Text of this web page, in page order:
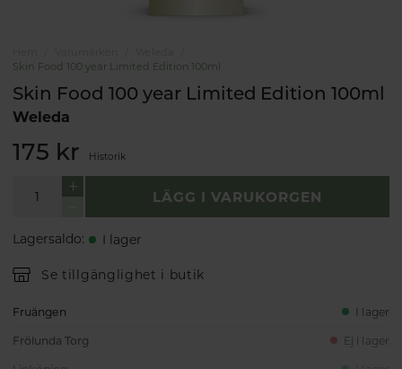
Skin Food 100 year Limited Edition 100ml
Skin Food 100 year Limited Edition 100ml
Weleda
175 kr Historik
LÄGG I VARUKORGEN
Lagersaldo: I lager
Se tillgänglighet i butik
Fruängen I lager
Frölunda Torg Ej i lager